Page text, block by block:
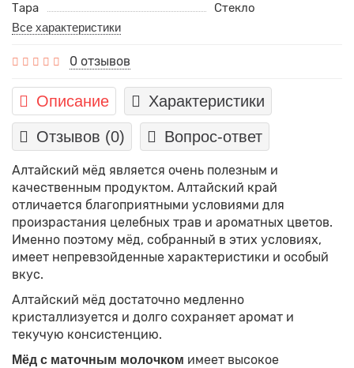
Тара
Стекло
Все характеристики
0 отзывов
Описание Характеристики
Отзывов (0) Вопрос-ответ
Алтайский мёд является очень полезным и
качественным продуктом. Алтайский край
отличается благоприятными условиями для
произрастания целебных трав и ароматных цветов.
Именно поэтому мёд, собранный в этих условиях,
имеет непревзойденные характеристики и особый
вкус.
Алтайский мёд достаточно медленно
кристаллизуется и долго сохраняет аромат и
текучую консистенцию.
Мёд с маточным молочком имеет высокое